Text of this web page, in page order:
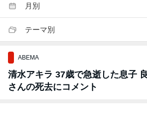
月別
テーマ別
ABEMA
清水アキラ 37歳で急逝した息子
さんの死去にコメント